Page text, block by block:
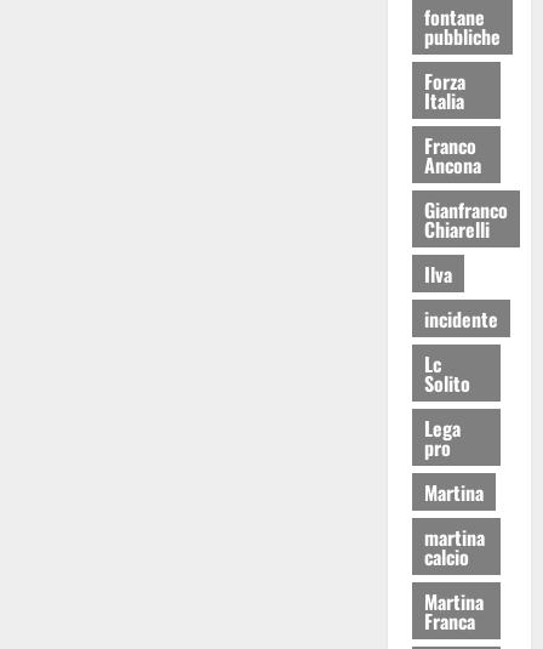
fontane
pubbliche
Forza
Italia
Franco
Ancona
Gianfranco
Chiarelli
Ilva
incidente
Lc
Solito
Lega
pro
Martina
martina
calcio
Martina
Franca